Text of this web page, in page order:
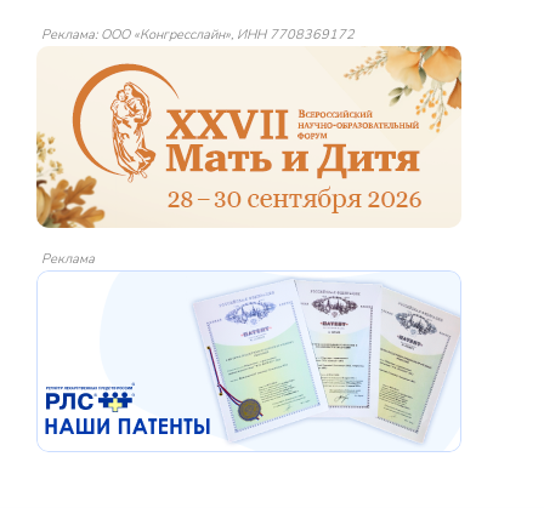
Реклама: ООО «Конгресслайн», ИНН 7708369172
Реклама